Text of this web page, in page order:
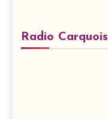
Radio Carquois